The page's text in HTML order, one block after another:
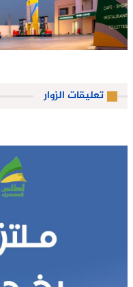
تعليقات الزوار